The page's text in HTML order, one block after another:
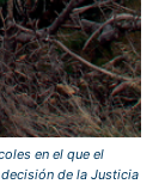
en el que el
de la Justicia